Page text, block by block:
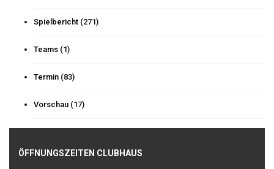
Spielbericht (271)
Teams (1)
Termin (83)
Vorschau (17)
ÖFFNUNGSZEITEN CLUBHAUS